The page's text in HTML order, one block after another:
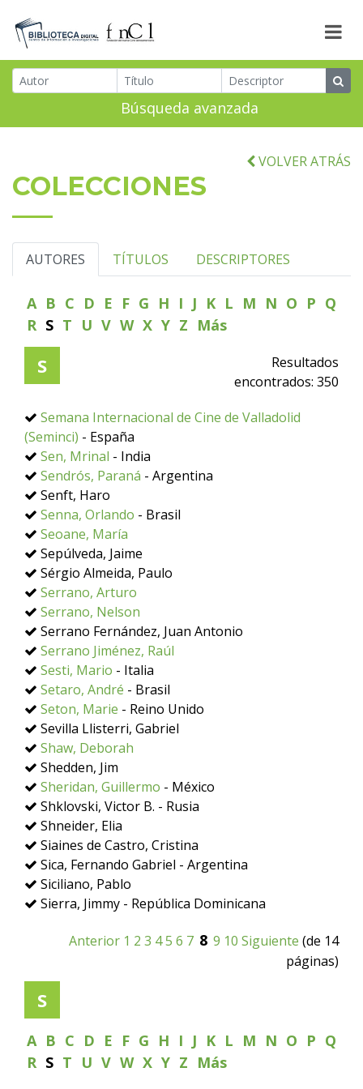
Búsqueda avanzada
VOLVER ATRÁS
COLECCIONES
AUTORES TÍTULOS DESCRIPTORES
A B C D E F G H I J K L M N O P Q
R S T U V W X Y Z Más
S
Resultados
encontrados: 350
Semana Internacional de Cine de Valladolid
(Seminci) - España
Sen, Mrinal - India
Sendrós, Paraná - Argentina
Senft, Haro
Senna, Orlando - Brasil
Seoane, María
Sepúlveda, Jaime
Sérgio Almeida, Paulo
Serrano, Arturo
Serrano, Nelson
Serrano Fernández, Juan Antonio
Serrano Jiménez, Raúl
Sesti, Mario - Italia
Setaro, André - Brasil
Seton, Marie - Reino Unido
Sevilla Llisterri, Gabriel
Shaw, Deborah
Shedden, Jim
Sheridan, Guillermo - México
Shklovski, Victor B. - Rusia
Shneider, Elia
Siaines de Castro, Cristina
Sica, Fernando Gabriel - Argentina
Siciliano, Pablo
Sierra, Jimmy - República Dominicana
Anterior 1 2 3 45 6 7 8 9 10 Siguiente (de 14
páginas)
S
A B C D E F G H I J K L M N O P Q
R S T U V W X Y Z Más